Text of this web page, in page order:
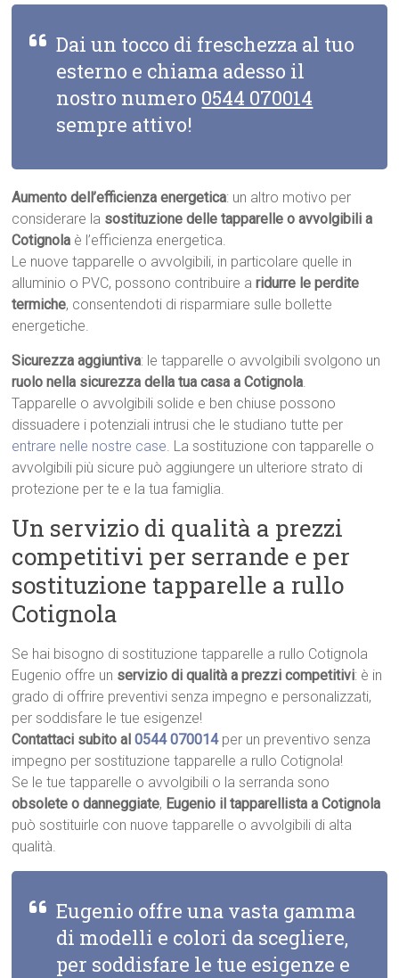
Dai un tocco di freschezza al tuo
esterno e chiama adesso il
nostro numero 0544 070014
sempre attivo!
Aumento dell’efficienza energetica: un altro motivo per
considerare la sostituzione delle tapparelle o avvolgibili a
Cotignola è l’efficienza energetica.
Le nuove tapparelle o avvolgibili, in particolare quelle in
alluminio o PVC, possono contribuire aridurre le perdite
termiche, consentendoti di risparmiare sulle bollette
energetiche.
Sicurezza aggiuntiva: le tapparelle o avvolgibili svolgono un
ruolo nella sicurezza della tua casa a Cotignola.
Tapparelle o avvolgibili solide e ben chiuse possono
dissuadere i potenziali intrusi che le studiano tutte per
entrare nelle nostre case. La sostituzione con tapparelle o
avvolgibili più sicure può aggiungere un ulteriore strato di
protezione per te e la tua famiglia.
Un servizio di qualità a prezzi
competitivi per serrande e per
sostituzione tapparelle a rullo
Cotignola
Se hai bisogno di sostituzione tapparelle a rullo Cotignola
Eugenio offre un servizio di qualità a prezzi competitivi: è in
grado di offrire preventivi senza impegno e personalizzati,
per soddisfare le tue esigenze!
Contattaci subito al0544 070014 per un preventivo senza
impegno per sostituzione tapparelle a rullo Cotignola!
Se le tue tapparelle o avvolgibili o la serranda sono
obsolete o danneggiate, Eugenio il tapparellista a Cotignola
può sostituirle con nuove tapparelle o avvolgibili di alta
qualità.
Eugenio offre una vasta gamma
di modelli e colori da scegliere,
per soddisfare le tue esigenze e